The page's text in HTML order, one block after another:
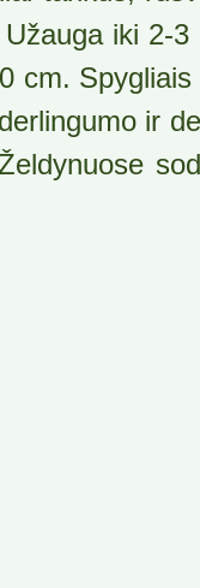
iki 2-
cm.
ir